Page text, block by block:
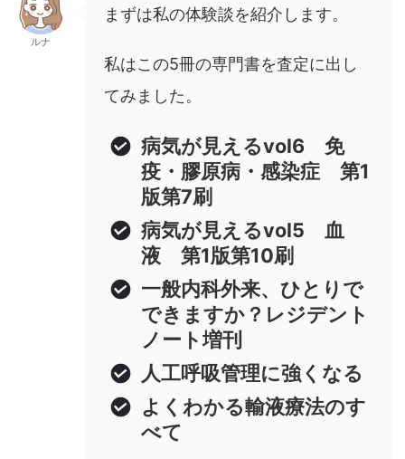
ルナ
まずは私の体験談を紹介します。
私はこの5冊の専門書を査定に出し
てみました。
病気が見えるvol6 免
疫・膠原病・感染症 第1
版第7刷
病気が見えるvol5 血
液 第1版第10刷
一般内科外来、ひとりで
できますか？レジデント
ノート増刊
人工呼吸管理に強くなる
よくわかる輸液療法のす
べて